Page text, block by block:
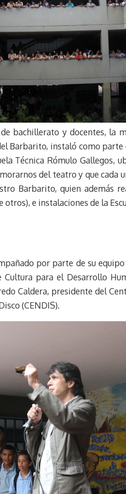
bachillerato y docentes, la
Barbarito, instaló como parte
Técnica Rómulo Gallegos,
del teatro y que cada
Barbarito, quien además
e instalaciones de la
por parte de su
para el Desarrollo
Caldera, presidente del
(CENDIS).